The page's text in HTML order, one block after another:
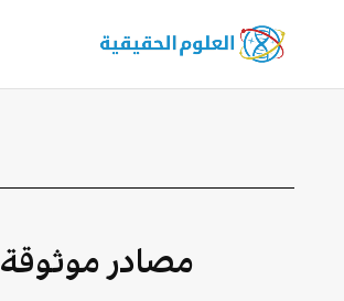
مصادر موثوقة